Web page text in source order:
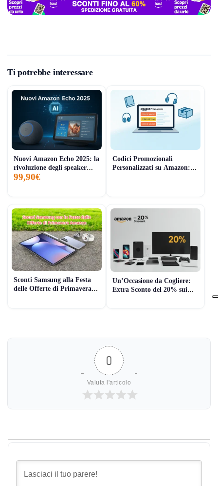
Ti potrebbe interessare
Nuovi Amazon Echo 2025: la
rivoluzione degli speaker
intelligenti è finalmente qui
99,90€
Codici Promozionali
Personalizzati su Amazon:
Sconti Samsung alla Festa
delle Offerte di Primavera
Un’Occasione da Cogliere:
Extra Sconto del 20% sui
0
Valuta l'articolo